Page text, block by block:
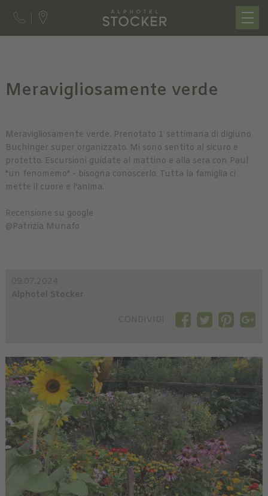
Meravigliosamente verde
Meravigliosamente verde. Prenotato 1 settimana di digiuno
Buchinger super organizzato. Mi sono sentito al sicuro e
protetto. Escursioni guidate al mattino e alla sera con Paul
"un fenomemo" - bisogna conoscerlo. Tutta la famiglia ci
mette il cuore e l'anima.
Recensione su google
@Patrizia Munafo